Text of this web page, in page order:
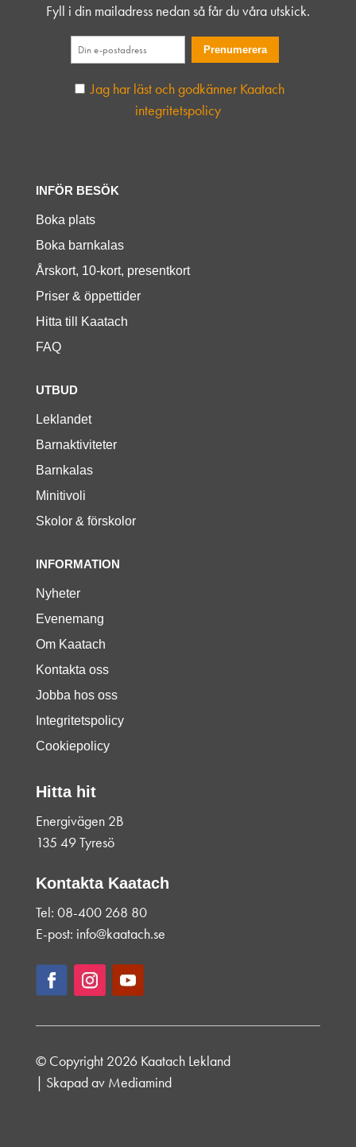
Fyll i din mailadress nedan så får du våra utskick.
Jag har läst och godkänner Kaatach
integritetspolicy
INFÖR BESÖK
Boka plats
Boka barnkalas
Årskort, 10-kort, presentkort
Priser & öppettider
Hitta till Kaatach
FAQ
UTBUD
Leklandet
Barnaktiviteter
Barnkalas
Minitivoli
Skolor & förskolor
INFORMATION
Nyheter
Evenemang
Om Kaatach
Kontakta oss
Jobba hos oss
Integritetspolicy
Cookiepolicy
Hitta hit
Energivägen 2B
135 49 Tyresö
Kontakta Kaatach
Tel: 08-400 268 80
E-post: info@kaatach.se
© Copyright 2026 Kaatach Lekland
| Skapad av Mediamind